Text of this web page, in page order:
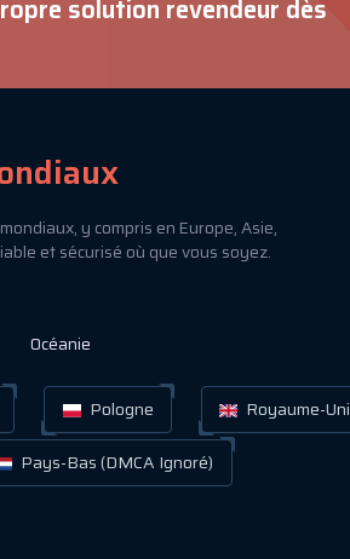
solution revendeur dès
y compris en Europe, Asie,
et sécurisé où que vous soyez.
Océanie
Pologne Royaume-Uni
Pays-Bas (DMCA Ignoré)